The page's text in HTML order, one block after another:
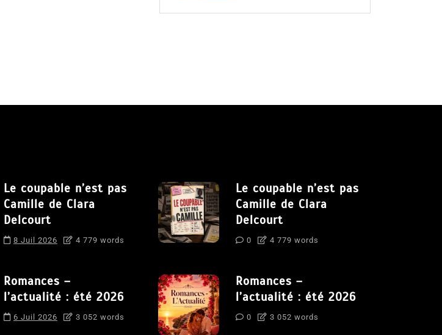
Le coupable n’est pas
Camille de Clara
Delcourt
8 Juil 2026 4 779 words
Romances –
l’actualité : été 2026
6 Juil 2026 3 052 words
Le coupable n’est pas
Camille de Clara
Delcourt
0 4 779 words
Romances –
l’actualité : été 2026
0 3 052 words